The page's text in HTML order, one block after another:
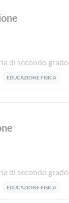
di secondo grado
EDUCAZIONE FISICA
di secondo grado
EDUCAZIONE FISICA